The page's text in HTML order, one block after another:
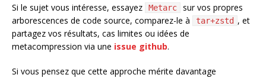
Si le sujet vous intéresse, essayez Metarc
sur vos propres
arborescences de code source, comparez-le à
tar+zstd , et
partagez vos résultats, cas limites ou idées de
metacompression via une issue github.
Si vous pensez que cette approche mérite davantage